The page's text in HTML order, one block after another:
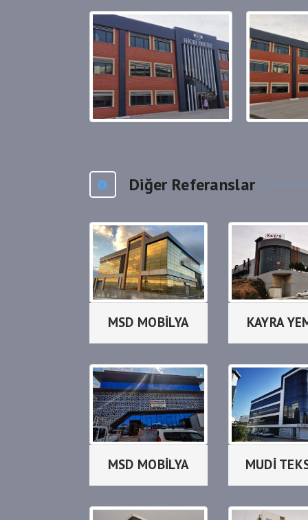
Diğer Referanslar
MSD MOBİLYA KAYRA
MSD MOBİLYA MUDİ